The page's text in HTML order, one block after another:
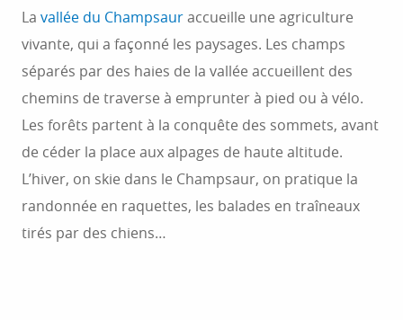
La vallée du Champsauraccueille une agriculture
vivante, qui a façonné les paysages. Les champs
séparés par des haies de la vallée accueillent des
chemins de traverse à emprunter à pied ou à vélo.
Les forêts partent à la conquête des sommets, avant
de céder la place aux alpages de haute altitude.
L’hiver, on skie dans le Champsaur, on pratique la
randonnée en raquettes, les balades en traîneaux
tirés par des chiens…